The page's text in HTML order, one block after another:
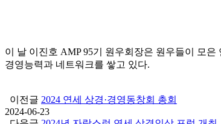
이 날 이진호 AMP 95기 원우회장은 원우들이 모
경영능력과 네트워크를 쌓고 있다.
이전글 2024 연세 상경·경영동창회 총회
2024-06-23